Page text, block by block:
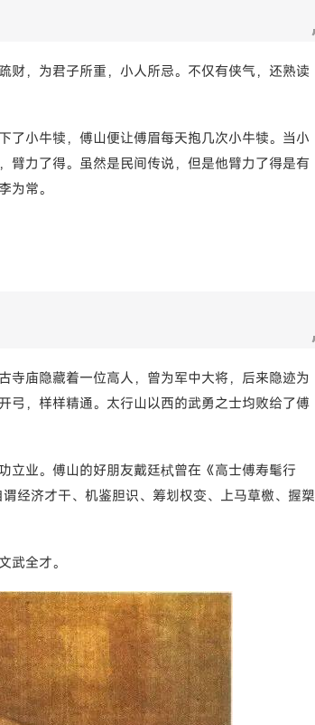
财，为君子所重，小人所忌。不仅有侠气，还熟读
了小牛犊，傅山便让傅眉每天抱几次小牛犊。当小
臂力了得。虽然是民间传说，但是他臂力了得是有
为常。
寺庙隐藏着一位高人，曾为军中大将，后来隐迹为
弓，样样精通。太行山以西的武勇之士均败给了傅
立业。傅山的好朋友戴廷栻曾在《高士傅寿髦行
经济才干、机鉴胆识、筹划权变、上马草檄、握槊
武全才。